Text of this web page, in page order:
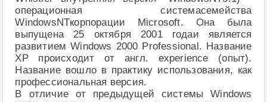
операционная системасемейства
WindowsNTкорпорации Microsoft. Она была
выпущена 25 октября 2001 годаи является
развитием Windows 2000 Professional. Название
XP происходит от англ. experience (опыт).
Название вошло в практику использования, как
профессиональная версия.
В отличие от предыдущей системы Windows